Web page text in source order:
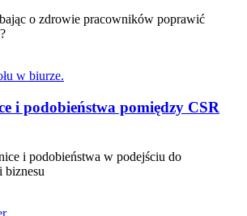
o zdrowie pracowników poprawić
i podobieństwa pomiędzy CSR
i podobieństwa w podejściu do
biznesu